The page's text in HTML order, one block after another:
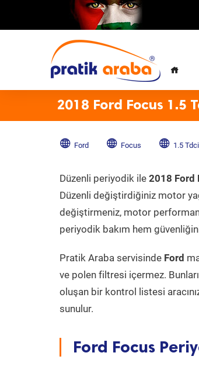
2018 Ford Focus 1.5
Ford Focus 1.5 Tdci
Düzenli periyodik ile 2018 Ford
Düzenli değiştirdiğiniz motor
değiştirmeniz, motor
periyodik bakım hem
Pratik Araba servisinde Ford
ve polen filtresi içermez.
oluşan bir kontrol listesi
sunulur.
Ford Focus